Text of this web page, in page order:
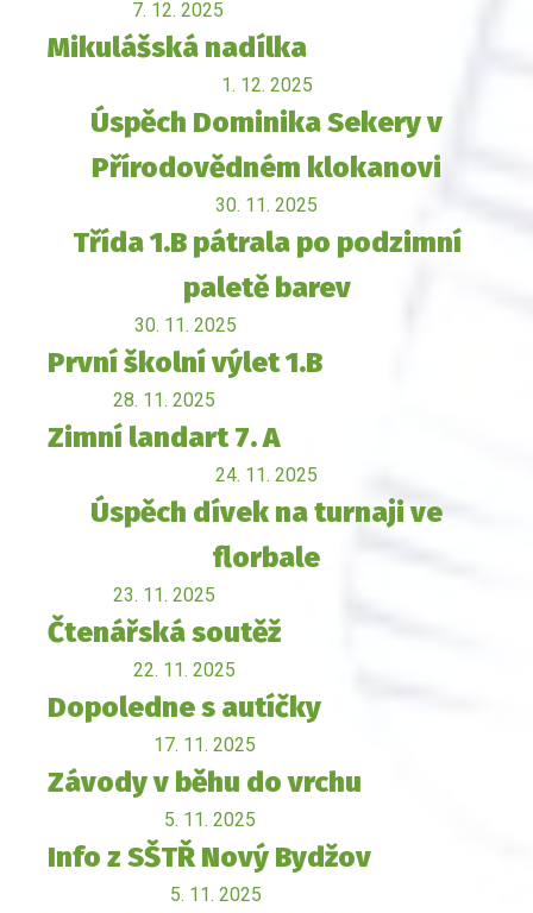
7. 12. 2025
Mikulášská nadílka
1. 12. 2025
Úspěch Dominika Sekery v
Přírodovědném klokanovi
30. 11. 2025
Třída 1.B pátrala po podzimní
paletě barev
30. 11. 2025
První školní výlet 1.B
28. 11. 2025
Zimní landart 7. A
24. 11. 2025
Úspěch dívek na turnaji ve
florbale
23. 11. 2025
Čtenářská soutěž
22. 11. 2025
Dopoledne s autíčky
17. 11. 2025
Závody v běhu do vrchu
5. 11. 2025
Info z SŠTŘ Nový Bydžov
5. 11. 2025